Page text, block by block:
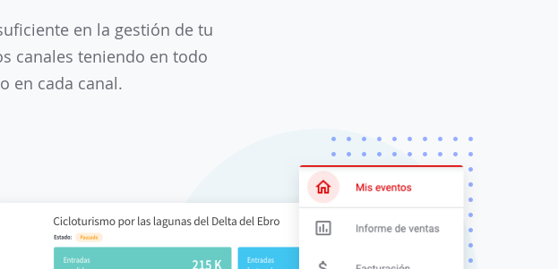
en la gestión de tu
canales teniendo en todo
en cada canal.